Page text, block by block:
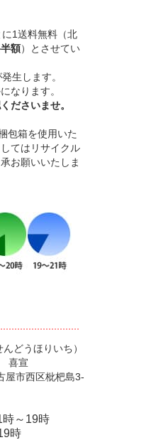
1送料無料（北
額）とさせてい
生します。
なります。
ださいませ。
包箱を使用いた
てはリサイクル
お願いいたしま
どうほりいち）
喜宣
市西区枇杷島3-
時～19時
時